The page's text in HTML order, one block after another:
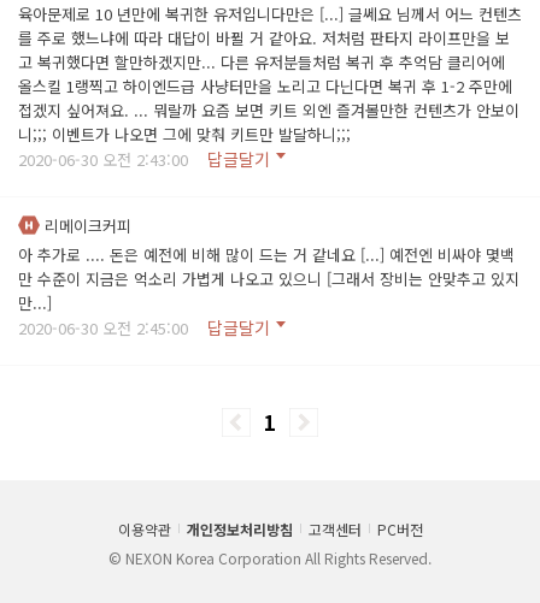
육아문제로 10 년만에 복귀한 유저입니다만은 [...] 글쎄요 님께서 어느 컨텐츠
를 주로 했느냐에 따라 대답이 바뀔 거 같아요. 저처럼 판타지 라이프만을 보
고 복귀했다면 할만하겠지만... 다른 유저분들처럼 복귀 후 추억담 클리어에
올스킬 1랭찍고 하이엔드급 사냥터만을 노리고 다닌다면 복귀 후 1-2 주만에
접겠지 싶어져요. ... 뭐랄까 요즘 보면 키트 외엔 즐겨볼만한 컨텐츠가 안보이
니;;; 이벤트가 나오면 그에 맞춰 키트만 발달하니;;;
2020-06-30 오전 2:43:00
답글달기
리메이크커피
아 추가로 .... 돈은 예전에 비해 많이 드는 거 같네요 [...] 예전엔 비싸야 몇백
만 수준이 지금은 억소리 가볍게 나오고 있으니 [그래서 장비는 안맞추고 있지
만...]
2020-06-30 오전 2:45:00
답글달기
1
이용약관 개인정보처리방침 고객센터
PC버전
© NEXON Korea Corporation All Rights Reserved.